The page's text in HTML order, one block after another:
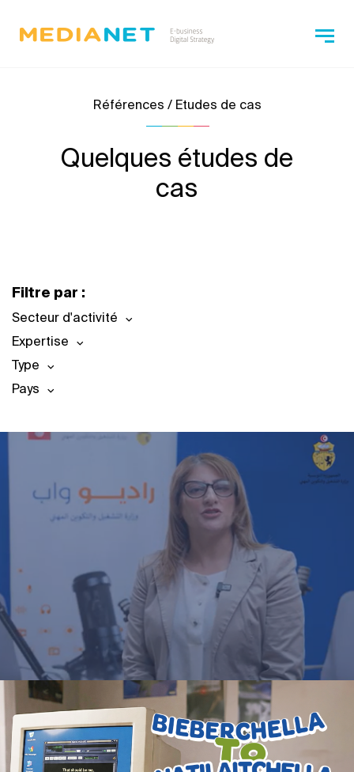
Références / Etudes de cas
Quelques études de
cas
Filtre par :
Secteur d'activité
Expertise
Type
Pays